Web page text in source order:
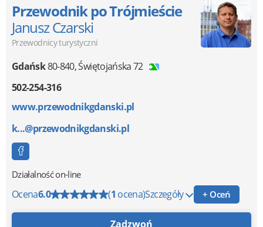
Przewodnik po Trójmieście
Janusz Czarski
Przewodnicy turystyczni
Gdańsk80-840,Świętojańska 72
502-254-316
www.przewodnikgdanski.pl
k...@przewodnikgdanski.pl
Działalność on-line
Ocena6.0 (1 ocena)Szczegóły + Oceń
Zadzwoń